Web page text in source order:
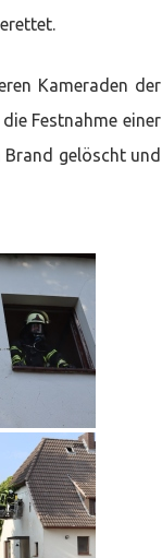
Kameraden der
Festnahme einer
gelöscht und